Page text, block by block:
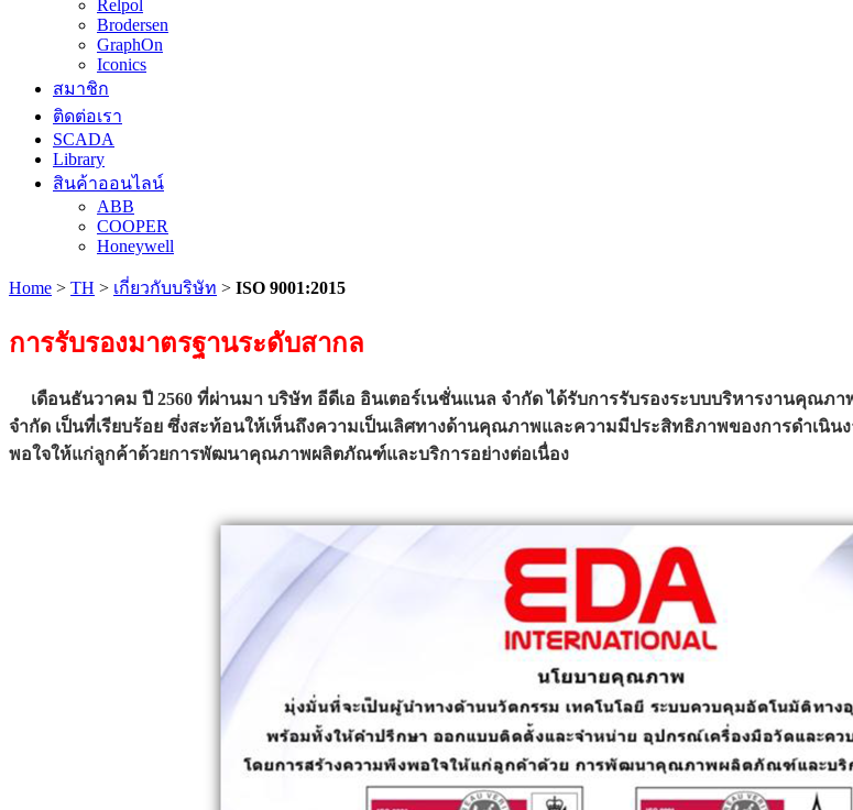
Relpol
Brodersen
GraphOn
Iconics
สมาชิก
ติดต่อเรา
SCADA
Library
สินค้าออนไลน์
ABB
COOPER
Honeywell
Home > TH > เกี่ยวกับบริษัท > ISO 9001:2015
การรับรองมาตรฐานระดับสากล
เดือนธันวาคม ปี 2560 ที่ผ่านมา บริษัท อีดีเอ อินเตอร์เนชั่นแนล จำกัด ได้รับการรับรองระบบบริหารงานคุณภา
จำกัด เป็นที่เรียบร้อย ซึ่งสะท้อนให้เห็นถึงความเป็นเลิศทางด้านคุณภาพและความมีประสิทธิภาพของการดำเนิ
พอใจให้แก่ลูกค้าด้วยการพัฒนาคุณภาพผลิตภัณฑ์และบริการอย่างต่อเนื่อง